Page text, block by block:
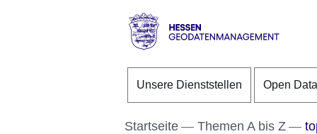
Direkt zum Kopf der
Direkt zum Inhalt
Direkt zum Fuß der
Geodatenmanagement
Unsere Dienststellen Open Data
Startseite Themen A bis Z